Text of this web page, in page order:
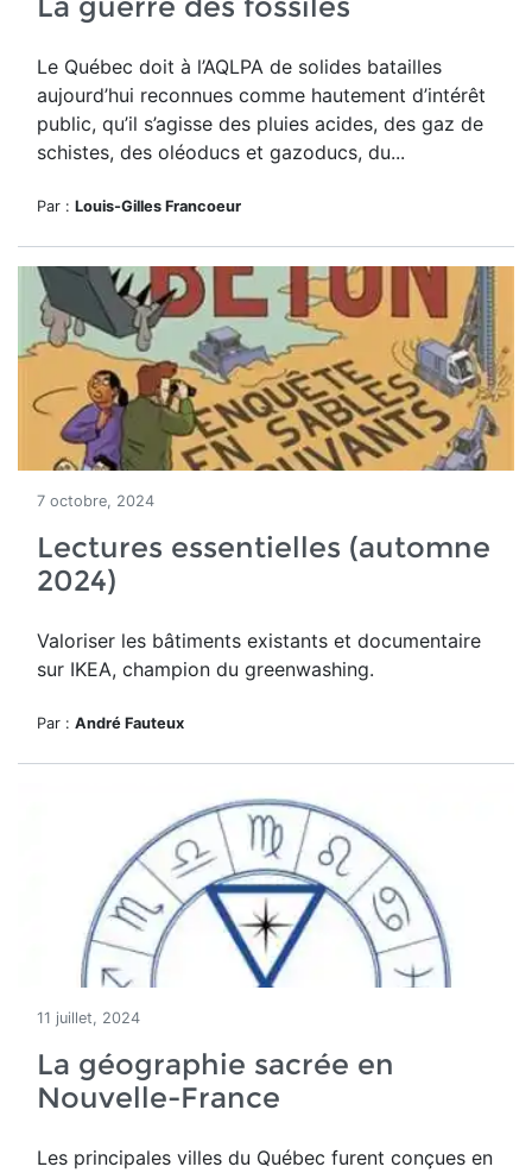
Le Québec doit à l’AQLPA de solides batailles
aujourd’hui reconnues comme hautement d’intérêt
public, qu’il s’agisse des pluies acides, des gaz de
schistes, des oléoducs et gazoducs, du...
Par : Louis-Gilles Francoeur
7 octobre, 2024
Lectures essentielles (automne
2024)
Valoriser les bâtiments existants et documentaire
sur IKEA, champion du greenwashing.
Par : André Fauteux
11 juillet, 2024
La géographie sacrée en
Nouvelle-France
Les principales villes du Québec furent conçues en